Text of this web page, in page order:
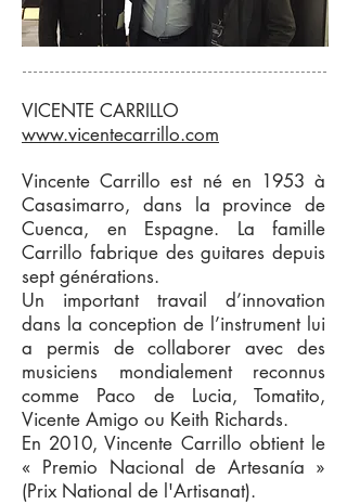
VICENTE CARRILLO
www.vicentecarrillo.com
Vincente Carrillo est né en 1953 à
Casasimarro, dans la province de
Cuenca, en Espagne. La famille
Carrillo fabrique des guitares depuis
sept générations.
Un important travail d’innovation
dans la conception de l’instrument lui
a permis de collaborer avec des
musiciens mondialement reconnus
comme Paco de Lucia, Tomatito,
Vicente Amigo ou Keith Richards.
En 2010, Vincente Carrillo obtient le
« Premio Nacional de Artesanía »
(Prix National de l'Artisanat).